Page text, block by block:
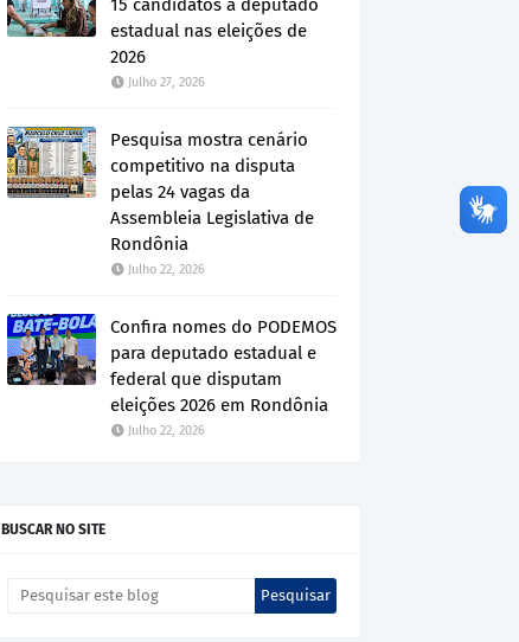
15 candidatos a deputado
estadual nas eleições de
2026
Julho 27, 2026
Pesquisa mostra cenário
competitivo na disputa
pelas 24 vagas da
Assembleia Legislativa de
Rondônia
Julho 22, 2026
Confira nomes do PODEMOS
para deputado estadual e
federal que disputam
eleições 2026 em Rondônia
Julho 22, 2026
BUSCAR NO SITE